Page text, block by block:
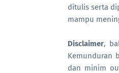
ditulis serta
mampu
Disclaimer,
Kemunduran
dan minim